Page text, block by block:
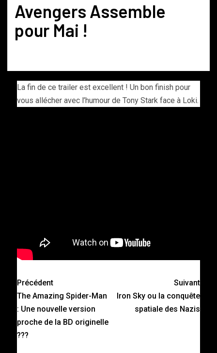
Avengers Assemble
pour Mai !
La fin de ce trailer est excellent ! Un bon finish pour
vous allécher avec l’humour de Tony Stark face à Loki.
Précédent
The Amazing Spider-Man
: Une nouvelle version
proche de la BD originelle
???
Suivant
Iron Sky ou la conquête
spatiale des Nazis